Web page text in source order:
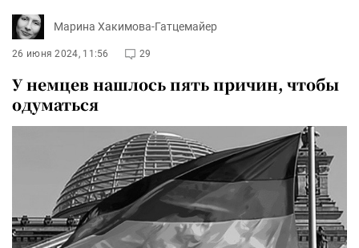
Марина Хакимова-Гатцемайер
26 июня 2024, 11:56 29
У немцев нашлось пять причин, чтобы
одуматься